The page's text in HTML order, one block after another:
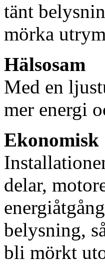
tänt
mörka
Hälsosam
Med en
mer energi
Ekonomisk
delar,
belysning,
bli mörkt